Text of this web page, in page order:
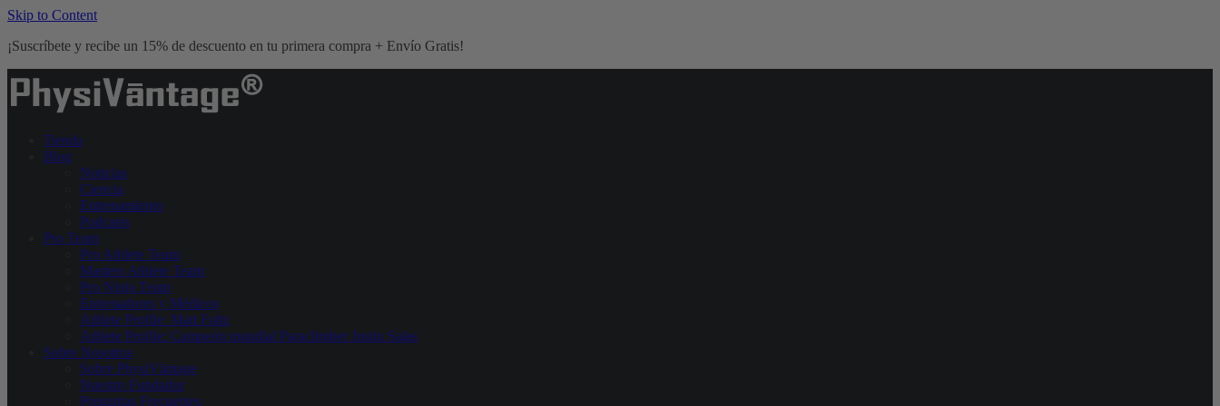
Skip to Content
¡Suscríbete y recibe un 15% de descuento en tu primera compra + Envío Gratis!
Tienda
Blog
Noticias
Ciencia
Entrenamiento
Podcasts
Pro Team
Pro Athlete Team
Masters Athlete Team
Pro Ninja Team
Entrenadores y Médicos
Athlete Profile: Matt Fultz
Athlete Profile: Campeón mundial Paraclimber Justin Salas
Sobre Nosotros
Sobre PhysiVāntage
Nuestro Fundador
Preguntas Frecuentes